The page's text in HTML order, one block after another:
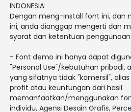
INDONESIA:
Dengan meng-install font ini, dan
ini, anda dianggap mengerti dan
syarat dan ketentuan
- Font demo ini hanya dapat
"Personal Use"/kebutuhan pribadi,
yang sifatnya tidak "komersil",
profit atau keuntungan dari hasil
memanfaatkan/menggunakan
individu, Agensi Desain Grafis,